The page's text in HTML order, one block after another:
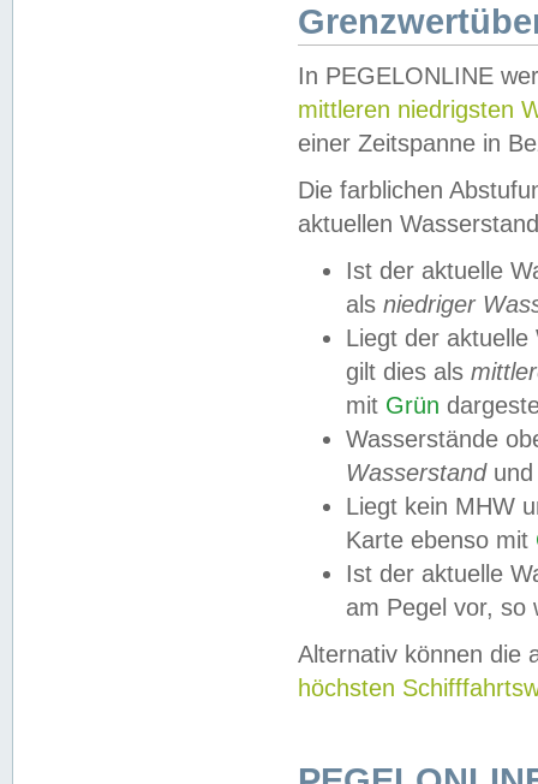
In PEGELONLINE
mittleren niedrigsten
einer Zeitspanne in
Die farblichen
aktuellen
Ist der aktuelle
als niedriger
Liegt der
gilt dies als
mit Grün
Wasserstände
Wasserstandund
Liegt kein MHW
Karte ebenso mit
Ist der aktuelle
am Pegel vor,
Alternativ können die
höchsten